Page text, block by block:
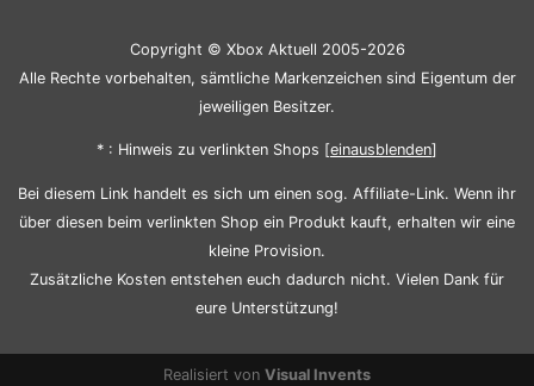
Copyright © Xbox Aktuell 2005-2026
Alle Rechte vorbehalten, sämtliche Markenzeichen sind Eigentum der
jeweiligen Besitzer.
* : Hinweis zu verlinkten Shops [einausblenden]
Bei diesem Link handelt es sich um einen sog. Affiliate-Link. Wenn ihr
über diesen beim verlinkten Shop ein Produkt kauft, erhalten wir eine
kleine Provision.
Zusätzliche Kosten entstehen euch dadurch nicht. Vielen Dank für
eure Unterstützung!
Realisiert von Visual Invents